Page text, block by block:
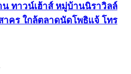
น ทาวน์เฮ้าส์ หมู่บ้านนิราวิลล์
าคร ใกล้ตลาดนัดโพธิแจ้ โทร